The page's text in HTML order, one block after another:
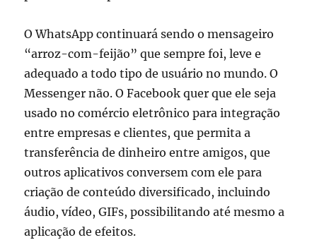
O WhatsApp continuará sendo o mensageiro
“arroz-com-feijão” que sempre foi, leve e
adequado a todo tipo de usuário no mundo. O
Messenger não. O Facebook quer que ele seja
usado no comércio eletrônico para integração
entre empresas e clientes, que permita a
transferência de dinheiro entre amigos, que
outros aplicativos conversem com ele para
criação de conteúdo diversificado, incluindo
áudio, vídeo, GIFs, possibilitando até mesmo a
aplicação de efeitos.